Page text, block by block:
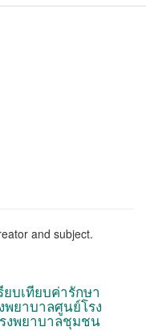
and subject.
ยบเทียบค่ารักษา
ยาบาลศูนย์โรง
งพยาบาลชุมชน